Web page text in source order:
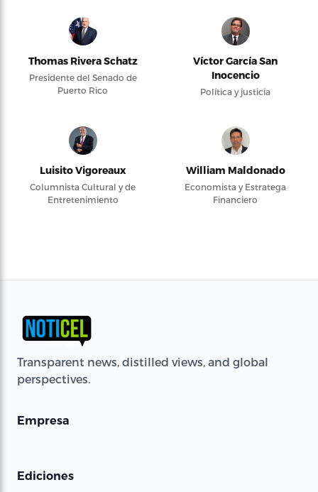
Thomas Rivera Schatz
Presidente del Senado de
Puerto Rico
Víctor García San
Inocencio
Política y justicia
Luisito Vigoreaux
Columnista Cultural y de
Entretenimiento
William Maldonado
Economista y Estratega
Financiero
Transparent news, distilled views, and global
perspectives.
Empresa
Ediciones